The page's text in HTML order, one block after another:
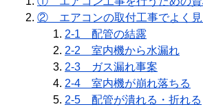
② エアコンの取付工事でよく見
2-1 配管の結露
2-2 室内機から水漏れ
2-3 ガス漏れ事案
2-4 室内機が崩れ落ちる
2-5 配管が潰れる・折れる